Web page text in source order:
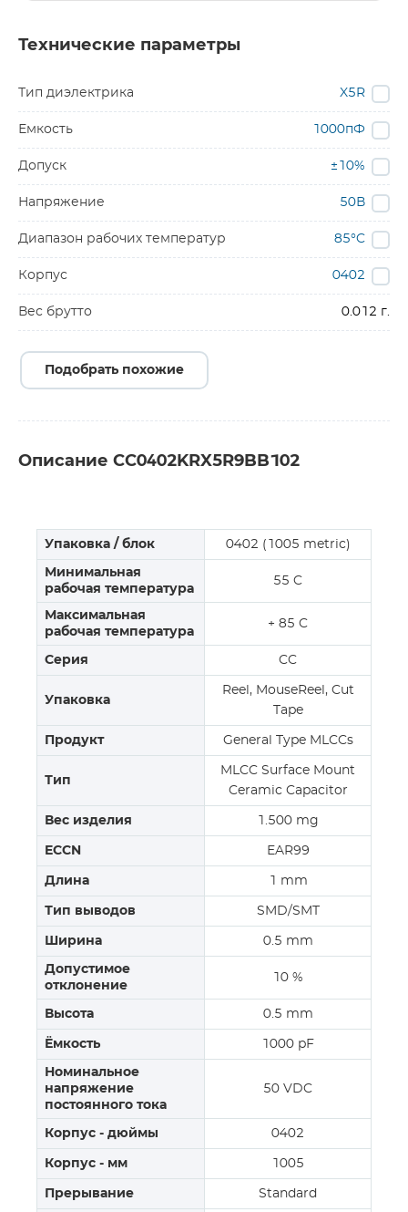
Технические параметры
Тип диэлектрика X5R
Емкость 1000пФ
Допуск ±10%
Напряжение 50В
Диапазон рабочих температур 85°C
Корпус 0402
Вес брутто 0.012 г.
Подобрать похожие
Описание CC0402KRX5R9BB102
Упаковка / блок 0402 (1005 metric)
Минимальная
рабочая температура
55 C
Максимальная
рабочая температура
+ 85 C
Серия CC
Упаковка
Reel, MouseReel, Cut
Tape
Продукт General Type MLCCs
Тип
MLCC Surface Mount
Ceramic Capacitor
Вес изделия 1.500 mg
ECCN EAR99
Длина 1 mm
Тип выводов SMD/SMT
Ширина 0.5 mm
Допустимое
отклонение
10 %
Высота 0.5 mm
Ёмкость 1000 pF
Номинальное
напряжение
постоянного тока
50 VDC
Корпус - дюймы 0402
Корпус - мм 1005
Прерывание Standard